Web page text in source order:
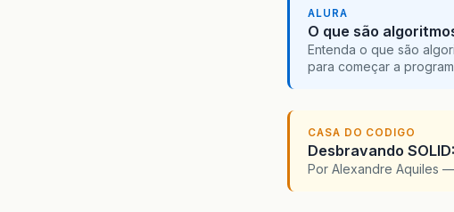
ALURA
O que são
Entenda o que são
para começar a
CASA DO CODIGO
Desbravando
Por Alexandre Aquiles